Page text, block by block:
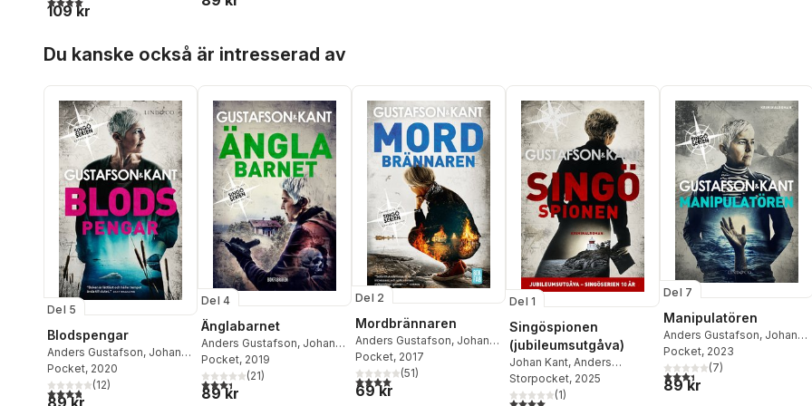
109 kr
Du kanske också är intresserad av
Del 5
Blodspengar
Anders Gustafson, Johan
Kant,Gustafson & Kant
Pocket, 2020
3,8utav 5 stjärnor. Totalt antal röster:
(12)
89 kr
Del 4
Änglabarnet
Anders Gustafson, Johan
Kant,Gustafson & Kant
Pocket, 2019
3,4utav 5 stjärnor. Totalt antal röster:
(21)
89 kr
Del 2
Mordbrännaren
Anders Gustafson, Johan
Kant,Gustafson & Kant
Pocket, 2017
4,0utav 5 stjärnor. Totalt antal röster:
(51)
69 kr
Del 1
Singöspionen
(jubileumsutgåva)
Johan Kant, Anders
Gustafson
Storpocket, 2025
4,0utav 5 stjärnor. Totalt antal röster:
(1)
Del 7
Manipulatören
Anders Gustafson, Johan
Kant
Pocket, 2023
3,4utav 5 stjärnor. Totalt
(7)
89 kr